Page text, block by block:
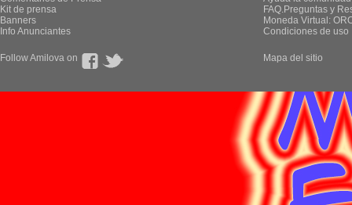
Kit de prensa
Banners
Info Anunciantes
FAQ.Preguntas y
Moneda Virtual:
Condiciones de uso
Follow Amilova on Mapa del sitio